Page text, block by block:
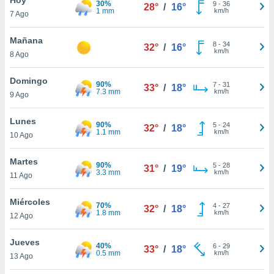
y
en
más
de
7 Ago
30%
1 mm
28° / 16° 9- 36
km/h
Mañana
8 Ago
32° / 16° 8- 34
km/h
Domingo
9 Ago
90%
7.3 mm
33° / 18° 7- 31
km/h
Lunes
10 Ago
90%
1.1 mm
32° / 18° 5- 24
km/h
Martes
11 Ago
90%
3.3 mm
31° / 19° 5- 28
km/h
Miércoles
12 Ago
70%
1.8 mm
32° / 18° 4- 27
km/h
Jueves
13 Ago
40%
0.5 mm
33° / 18° 6- 29
km/h